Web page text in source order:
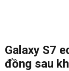
Galaxy S7
đồng sau